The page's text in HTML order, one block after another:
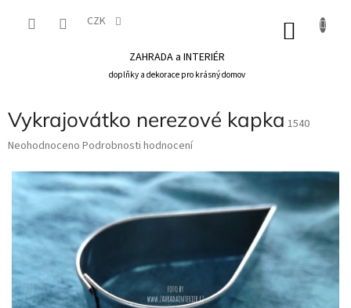
CZK
ZAHRADA a INTERIÉR
doplňky a dekorace pro krásný domov
Vykrajovátko nerezové kapka 1540
Průměrné
produktu
5
hvězdiček.
Neohodnoceno Podrobnosti hodnocení